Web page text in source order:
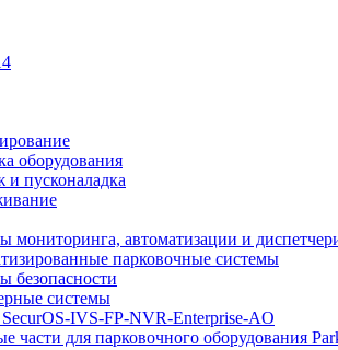
оборудования
пусконаладка
мониторинга, автоматизации и
парковочные системы
безопасности
системы
IVS-FP-NVR-Enterprise-AO
части для парковочного оборудования